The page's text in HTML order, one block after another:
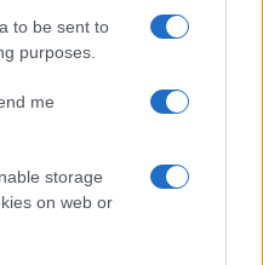
to be sent to
purposes.
me
storage
on web or
MESE